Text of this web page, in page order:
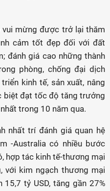
vui mừng được trở lại thăm
cảm tốt đẹp đối với đất
đánh giá cao những thành
phòng, chống đại dịch
kinh tế, sản xuất, nâng
biệt đạt tốc độ tăng trưởng
trong 10 năm qua.
nhất trí đánh giá quan hệ
-Australia có nhiều bước
hợp tác kinh tế-thương mại
với kim ngạch thương mại
tỷ USD, tăng gần 27%